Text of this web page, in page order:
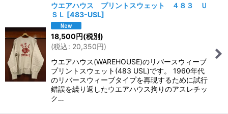
ウエアハウス プリントスウェット ４８３ Ｕ
ＳＬ [483-USL]
18,500円(税別)
(税込: 20,350円)
ウエアハウス(WAREHOUSE)のリバースウィーブ
プリントスウェット(483 USL)です。 1960年代
のリバースウィーブタイプを再現するために試行
錯誤を繰り返したウエアハウス拘りのアスレチッ
ク…